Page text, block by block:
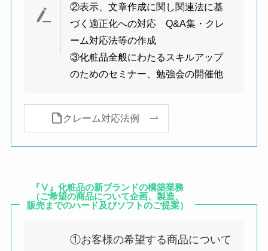
②表示、文章作成に関し関連法に基
づく適正化への対応 Q&A集・クレ
ーム対応法等の作成
③化粧品全般にわたるスキルアップ
のためのセミナー、勉強会の開催他
クレーム対応法例
『Ⅴ』化粧品の新ブランドの構築業務
（ご希望の商品について企画、製造、
販売までのハード及びソフトのご提案）
①お客様の希望する商品について